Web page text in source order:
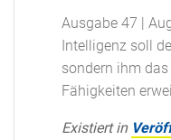
Ausgabe 47 |
Intelligenz soll
sondern ihm
Fähigkeiten
Existiert in